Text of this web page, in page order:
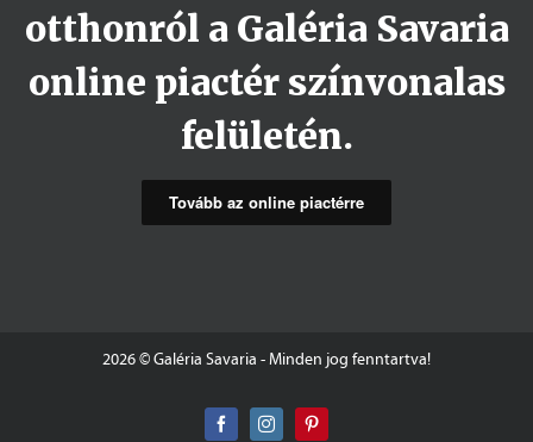
otthonról a Galéria Savaria
online piactér színvonalas
felületén.
Tovább az online piactérre
2026 © Galéria Savaria - Minden jog fenntartva!
FacebookInstagram